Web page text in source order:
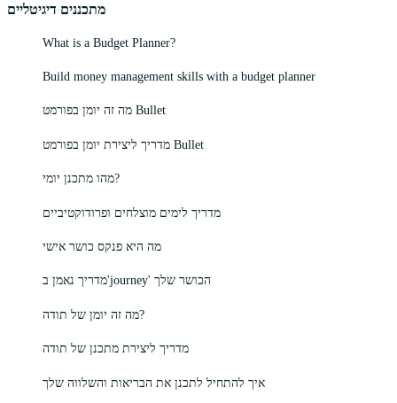
מתכננים דיגיטליים
What is a Budget Planner?
Build money management skills with a budget planner
מה זה יומן בפורמט Bullet
מדריך ליצירת יומן בפורמט Bullet
מהו מתכנן יומי?
מדריך לימים מוצלחים ופרודוקטיביים
מה היא פנקס כושר אישי
מדריך נאמן ב'journey' הכושר שלך
מה זה יומן של תודה?
מדריך ליצירת מתכנן של תודה
איך להתחיל לתכנן את הבריאות והשלווה שלך